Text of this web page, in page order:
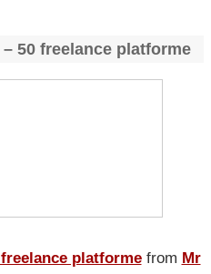
50 freelance platforme
platforme from Mr